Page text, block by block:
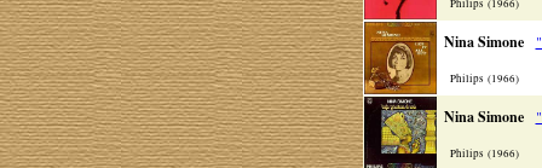
Philips (1966)
Nina Simone
Philips (1966)
Nina Simone
Philips (1966)